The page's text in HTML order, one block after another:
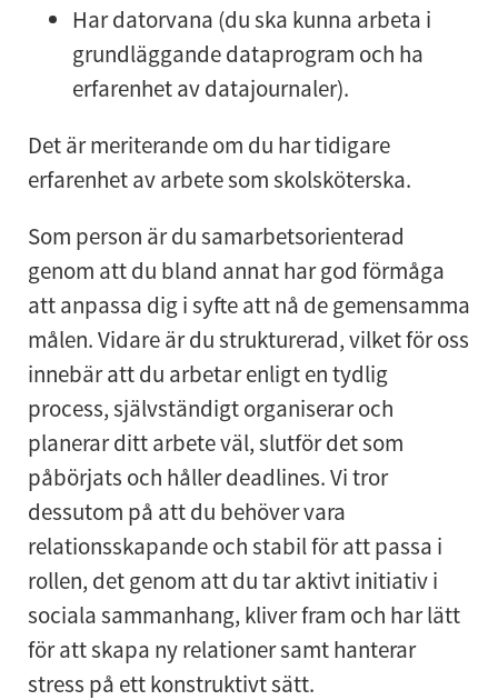
Har datorvana (du ska kunna arbeta i
grundläggande dataprogram och ha
erfarenhet av datajournaler).
Det är meriterande om du har tidigare
erfarenhet av arbete som skolsköterska.
Som person är du samarbetsorienterad
genom att du bland annat har god förmåga
att anpassa dig i syfte att nå de gemensamma
målen. Vidare är du strukturerad, vilket för oss
innebär att du arbetar enligt en tydlig
process, självständigt organiserar och
planerar ditt arbete väl, slutför det som
påbörjats och håller deadlines. Vi tror
dessutom på att du behöver vara
relationsskapande och stabil för att passa i
rollen, det genom att du tar aktivt initiativ i
sociala sammanhang, kliver fram och har lätt
för att skapa ny relationer samt hanterar
stress på ett konstruktivt sätt.